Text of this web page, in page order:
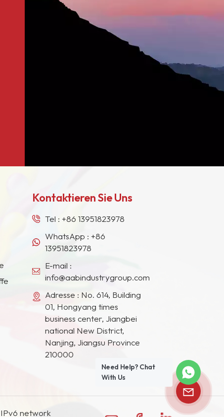
Kontaktieren Sie Uns
Tel :+86 13951823978
WhatsApp :+86
13951823978
E-mail :
info@aabindustrygroup.com
Adresse : No. 614, Building
01, Hongyang times
business center, Jiangbei
national New District,
Nanjing, Jiangsu Province
210000
IPv6 network
Need Help? Chat
With Us